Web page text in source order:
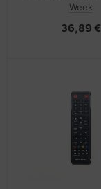
Week
36,89 €